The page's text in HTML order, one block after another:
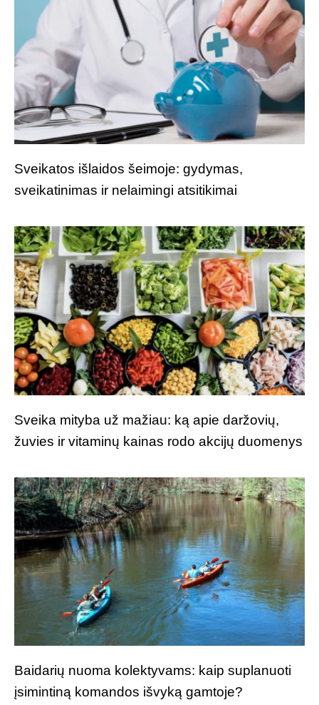
Sveikatos išlaidos šeimoje: gydymas,
sveikatinimas ir nelaimingi atsitikimai
Sveika mityba už mažiau: ką apie daržovių,
žuvies ir vitaminų kainas rodo akcijų duomenys
Baidarių nuoma kolektyvams: kaip suplanuoti
įsimintiną komandos išvyką gamtoje?